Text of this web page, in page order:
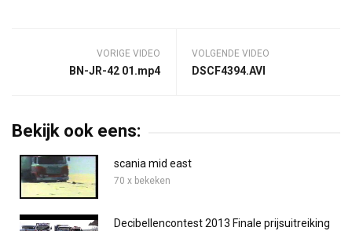
VORIGE VIDEO
BN-JR-42 01.mp4
VOLGENDE VIDEO
DSCF4394.AVI
Bekijk ook eens:
scania mid east
70 x bekeken
Decibellencontest 2013 Finale prijsuitreiking